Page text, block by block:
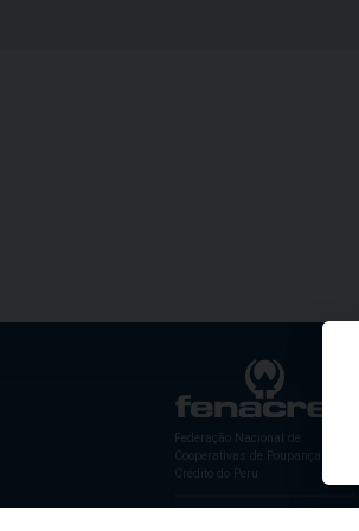
Federação Nacional de
Cooperativas de Poupança e
Crédito do Peru